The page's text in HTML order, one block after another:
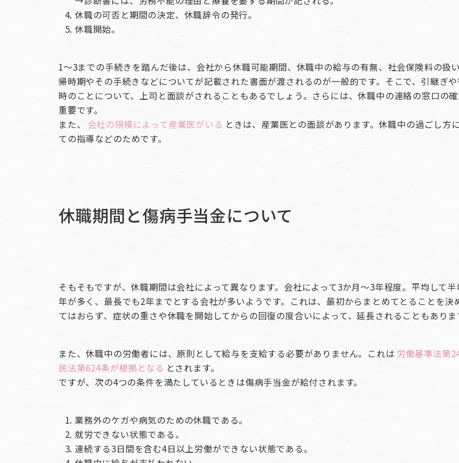
休職の可否と期間の決定、休職辞令の発行。
休職開始。
1～3までの手続きを踏んだ後は、会社から休職可能期間、休職中の給与の有無、社会保険料の扱
帰時期やその手続きなどについてが記載された書面が渡されるのが一般的です。そこで、引継ぎ
時のことについて、上司と面談がされることもあるでしょう。さらには、休職中の連絡の窓口の
重要です。
また、
会社の規模によって産業医がいる ときは、産業医との面談があります。休職中の過ごし方
ての指導などのためです。
休職期間と傷病手当金について
そもそもですが、休職期間は会社によって異なります。会社によって3か月～3年程度。平均して
年が多く、最長でも2年までとする会社が多いようです。これは、最初からまとめてとることを決
てはおらず、症状の重さや休職を開始してからの回復の度合いによって、延長されることもありま
また、休職中の労働者には、原則として給与を支給する必要がありません。これは 労働基準法第
民法第624条が根拠となる とされます。
ですが、次の4つの条件を満たしているときは傷病手当金が給付されます。
業務外のケガや病気のための休職である。
就労できない状態である。
連続する3日間を含む4日以上労働ができない状態である。